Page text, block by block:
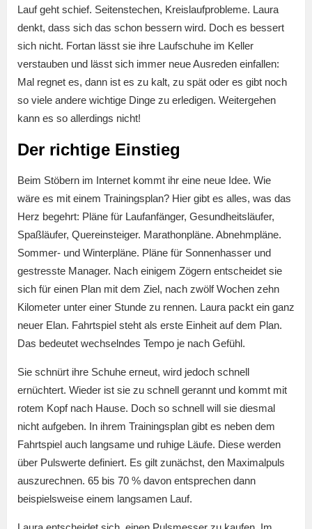
Lauf geht schief. Seitenstechen, Kreislaufprobleme. Laura
denkt, dass sich das schon bessern wird. Doch es bessert
sich nicht. Fortan lässt sie ihre Laufschuhe im Keller
verstauben und lässt sich immer neue Ausreden einfallen:
Mal regnet es, dann ist es zu kalt, zu spät oder es gibt noch
so viele andere wichtige Dinge zu erledigen. Weitergehen
kann es so allerdings nicht!
Der richtige Einstieg
Beim Stöbern im Internet kommt ihr eine neue Idee. Wie
wäre es mit einem Trainingsplan? Hier gibt es alles, was das
Herz begehrt: Pläne für Laufanfänger, Gesundheitsläufer,
Spaßläufer, Quereinsteiger. Marathonpläne. Abnehmpläne.
Sommer- und Winterpläne. Pläne für Sonnenhasser und
gestresste Manager. Nach einigem Zögern entscheidet sie
sich für einen Plan mit dem Ziel, nach zwölf Wochen zehn
Kilometer unter einer Stunde zu rennen. Laura packt ein ganz
neuer Elan. Fahrtspiel steht als erste Einheit auf dem Plan.
Das bedeutet wechselndes Tempo je nach Gefühl.
Sie schnürt ihre Schuhe erneut, wird jedoch schnell
ernüchtert. Wieder ist sie zu schnell gerannt und kommt mit
rotem Kopf nach Hause. Doch so schnell will sie diesmal
nicht aufgeben. In ihrem Trainingsplan gibt es neben dem
Fahrtspiel auch langsame und ruhige Läufe. Diese werden
über Pulswerte definiert. Es gilt zunächst, den Maximalpuls
auszurechnen. 65 bis 70 % davon entsprechen dann
beispielsweise einem langsamen Lauf.